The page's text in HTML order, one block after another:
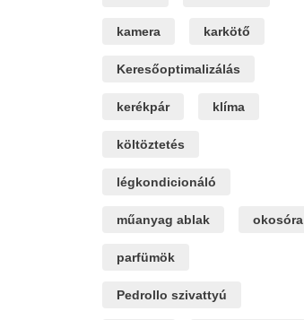
kamera karkötő
Keresőoptimalizálás
kerékpár klíma
költöztetés
légkondicionáló
műanyag ablak okosóra
parfümök
Pedrollo szivattyú